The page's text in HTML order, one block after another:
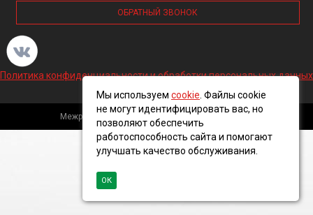
ОБРАТНЫЙ ЗВОНОК
Политика конфиденциальности и обработки персональных данных
Межрегиональная кабельная компания, 2016 ©
Мы используем cookie . Файлы cookie
не могут идентифицировать вас, но
позволяют обеспечить
работоспособность сайта и помогают
улучшать качество обслуживания.
ОК